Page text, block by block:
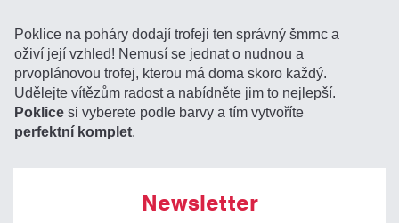
Poklice na poháry dodají trofeji ten správný šmrnc a
oživí její vzhled! Nemusí se jednat o nudnou a
prvoplánovou trofej, kterou má doma skoro každý.
Udělejte vítězům radost a nabídněte jim to nejlepší.
Poklice si vyberete podle barvy a tím vytvoříte
perfektní komplet.
Newsletter